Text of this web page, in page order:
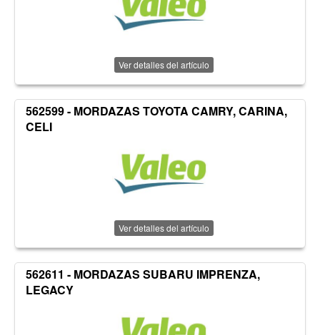
Ver detalles del artículo
562599 - MORDAZAS TOYOTA CAMRY, CARINA,
CELI
Ver detalles del artículo
562611 - MORDAZAS SUBARU IMPRENZA,
LEGACY